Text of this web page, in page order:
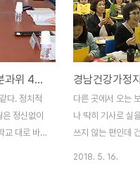
연습을 했겠
사진들 몇
가족지원센
남도의회 의
수 입장.
키스탄 안
다. 기수 중
직원, 여교수, 여의
럼 직업 앞에 '여'
100건이다. 학교도
'남'이 붙지 않는데
하는고 하니, 남자
별하다는 얘기지.
심이란 관습에서
도민행복위원회 성평등분과위 4차 회의 참석하고
다. 정치적
정신없이
교 대로 바
다른 곳에서 오는
나 딱히 기사로 실
쓰지 않는 편인데
2018. 5. 16.